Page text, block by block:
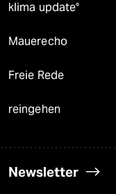
klima update°
Mauerecho
Freie Rede
reingehen
Newsletter